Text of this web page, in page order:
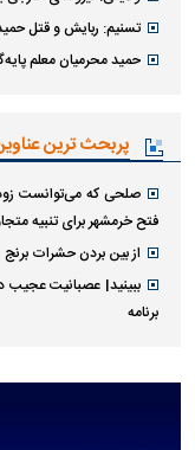
تسنیم: ربایش و قتل
حمید محرمیان معلم
پربحث ترین
صلحی که می‌توانست
فتح خرمشهر برای تنبیه
از بین بردن حشرات برنج
ببینید| عصبانیت عجیب
برنامه